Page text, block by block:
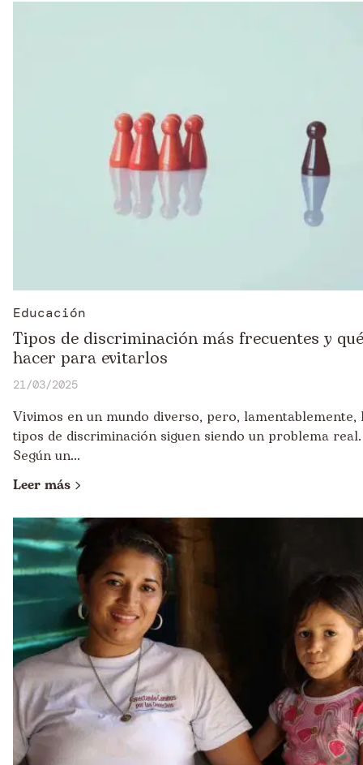
Educación
Tipos de discriminación más frecuentes y qué
hacer para evitarlos
21/03/2025
Vivimos en un mundo diverso, pero, lamentablemente,
tipos de discriminación siguen siendo un problema real.
Según un...
Leer más